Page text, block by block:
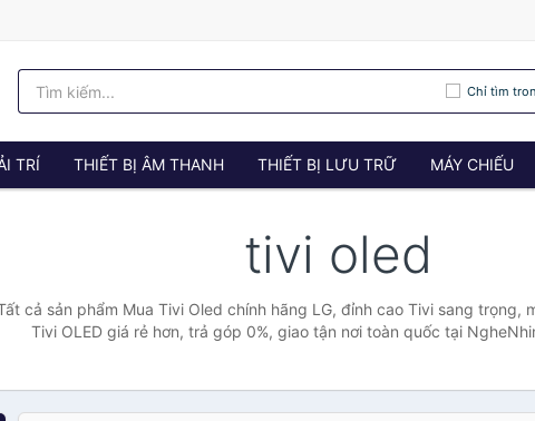
Chỉ tìm
TRÍ THIẾT BỊ ÂM THANH THIẾT BỊ LƯU TRỮ MÁY CHIẾU
tivi oled
cả sản phẩm Mua Tivi Oled chính hãng LG, đỉnh cao Tivi sang trọng,
Tivi OLED giá rẻ hơn, trả góp 0%, giao tận nơi toàn quốc tại